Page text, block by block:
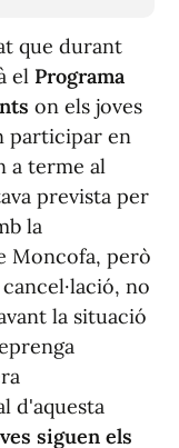
que durant
el Programa
on els joves
participar en
a terme al
prevista per
la
Moncofa, però
no
la situació
d'aquesta
siguen els